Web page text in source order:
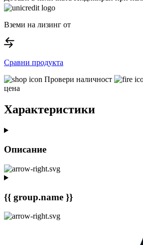
Вземи на лизинг от
Сравни продукта
Провери наличност
цена
Характеристики
Описание
{{ group.name }}